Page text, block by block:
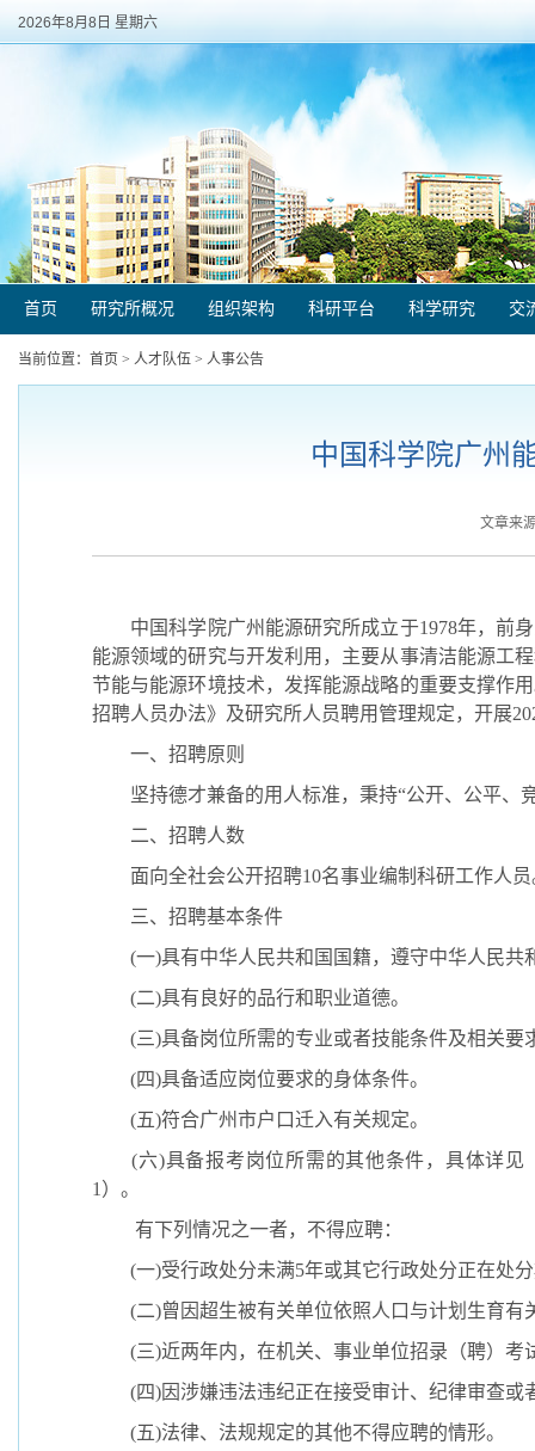
2026年8月8日 星期六
首页 研究所概况 组织架构 科研平台 科学研究 交
当前位置： 首页 > 人才队伍 > 人事公告
中国科学院广州
文章来
中国科学院广州能源研究所成立于1978年，前
能源领域的研究与开发利用，主要从事清洁能源工
节能与能源环境技术，发挥能源战略的重要支撑作
招聘人员办法》及研究所人员聘用管理规定，开展
一、招聘原则
坚持德才兼备的用人标准，秉持“公开、公平、
二、招聘人数
面向全社会公开招聘10名事业编制科研工作人员
三、招聘基本条件
(一)具有中华人民共和国国籍，遵守中华人民
(二)具有良好的品行和职业道德。
(三)具备岗位所需的专业或者技能条件及相关要
(四)具备适应岗位要求的身体条件。
(五)符合广州市户口迁入有关规定。
(六)具备报考岗位所需的其他条件，具体详见
1 ）。
有下列情况之一者，不得应聘：
(一)受行政处分未满5年或其它行政处分正在处
(二)曾因超生被有关单位依照人口与计划生育
(三)近两年内，在机关、事业单位招录（聘）考
(四)因涉嫌违法违纪正在接受审计、纪律审查
(五)法律、法规规定的其他不得应聘的情形。